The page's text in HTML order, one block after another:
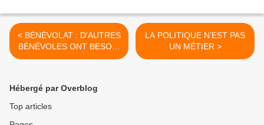
< BÉNÉVOLAT : D'AUTRES
BÉNÉVOLES ONT BESOIN
DE VOUS
LA POLITIQUE N’EST PAS
UN MÉTIER >
Hébergé par Overblog
Top articles